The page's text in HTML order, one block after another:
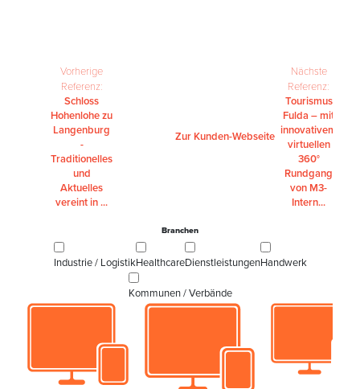
Vorherige
Referenz:
Schloss
Hohenlohe zu
Langenburg
-
Traditionelles
und
Aktuelles
vereint in ...
Zur Kunden-Webseite
Nächste
Referenz:
Tourismus
Fulda – mit
innovativem
virtuellen
360°
Rundgang
von M3-
Intern...
Branchen
Industrie / LogistikHealthcareDienstleistungenHandwerk
Kommunen / Verbände